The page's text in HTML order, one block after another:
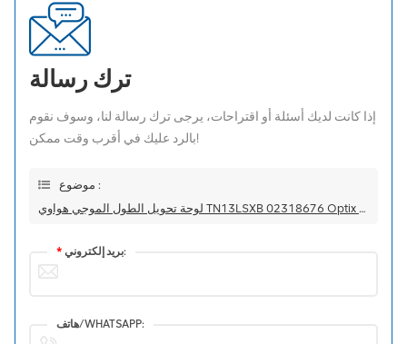
ترك رسالة
إذا كانت لديك أسئلة أو اقتراحات، يرجى ترك رسالة لنا، وسوف نقوم
بالرد عليك في أقرب وقت ممكن!
موضوع :
لوحة تحويل الطول الموجي هواوي TN13LSXB 02318676 Optix OSN 8800/6800 10 جيجابت/ثانية
* بريد إلكتروني:
هاتف/WHATSAPP: